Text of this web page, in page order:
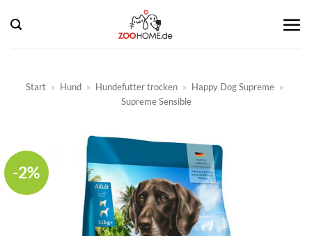
Inhalt
springen
Start » Hund » Hundefutter trocken » Happy Dog Supreme »
Supreme Sensible
-2%